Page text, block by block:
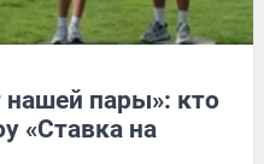
нашей пары»: кто
«Ставка на